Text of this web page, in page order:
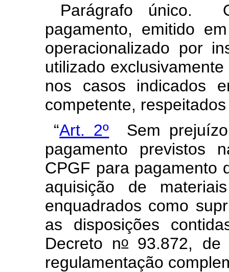
Parágrafo único.
pagamento, emitido
operacionalizado por
utilizado
nos casos indicados
competente,
“Art. 2º Sem
pagamento previstos
CPGF para pagamento
aquisição de
enquadrados como
as disposições
Decreto no93.872, de
regulamentação